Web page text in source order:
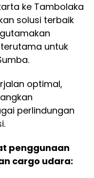
ke Tambolaka
solusi terbaik
untuk
optimal,
perlindungan
penggunaan
cargo udara: